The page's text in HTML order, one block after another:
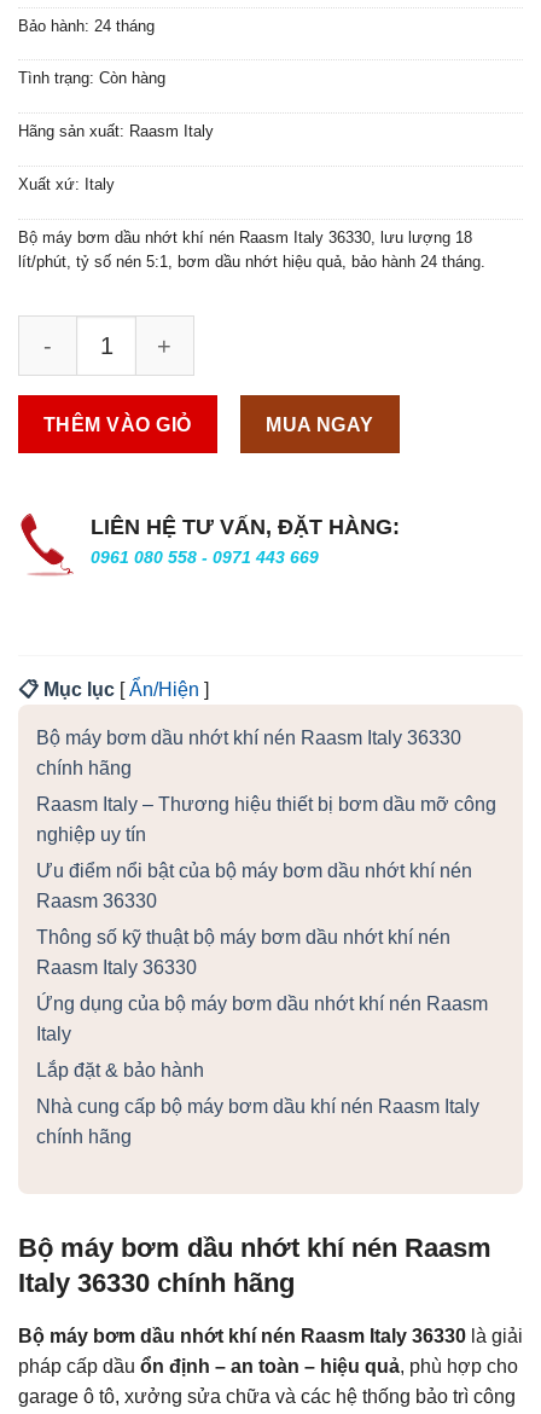
Bảo hành: 24 tháng
Tình trạng: Còn hàng
Hãng sản xuất: Raasm Italy
Xuất xứ: Italy
Bộ máy bơm dầu nhớt khí nén Raasm Italy 36330, lưu lượng 18
lít/phút, tỷ số nén 5:1, bơm dầu nhớt hiệu quả, bảo hành 24 tháng.
THÊM VÀO GIỎ MUA NGAY
LIÊN HỆ TƯ VẤN, ĐẶT HÀNG:
0961 080 558 - 0971 443 669
📋 Mục lục [Ẩn/Hiện ]
Bộ máy bơm dầu nhớt khí nén Raasm Italy 36330
chính hãng
Raasm Italy – Thương hiệu thiết bị bơm dầu mỡ công
nghiệp uy tín
Ưu điểm nổi bật của bộ máy bơm dầu nhớt khí nén
Raasm 36330
Thông số kỹ thuật bộ máy bơm dầu nhớt khí nén
Raasm Italy 36330
Ứng dụng của bộ máy bơm dầu nhớt khí nén Raasm
Italy
Lắp đặt & bảo hành
Nhà cung cấp bộ máy bơm dầu khí nén Raasm Italy
chính hãng
Bộ máy bơm dầu nhớt khí nén Raasm
Italy 36330 chính hãng
Bộ máy bơm dầu nhớt khí nén Raasm Italy 36330 là giải
pháp cấp dầu ổn định – an toàn – hiệu quả, phù hợp cho
garage ô tô, xưởng sửa chữa và các hệ thống bảo trì công